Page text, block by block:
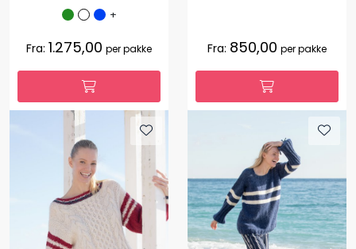
+
Fra: 1.275,00 per pakke Fra: 850,00 per pakke